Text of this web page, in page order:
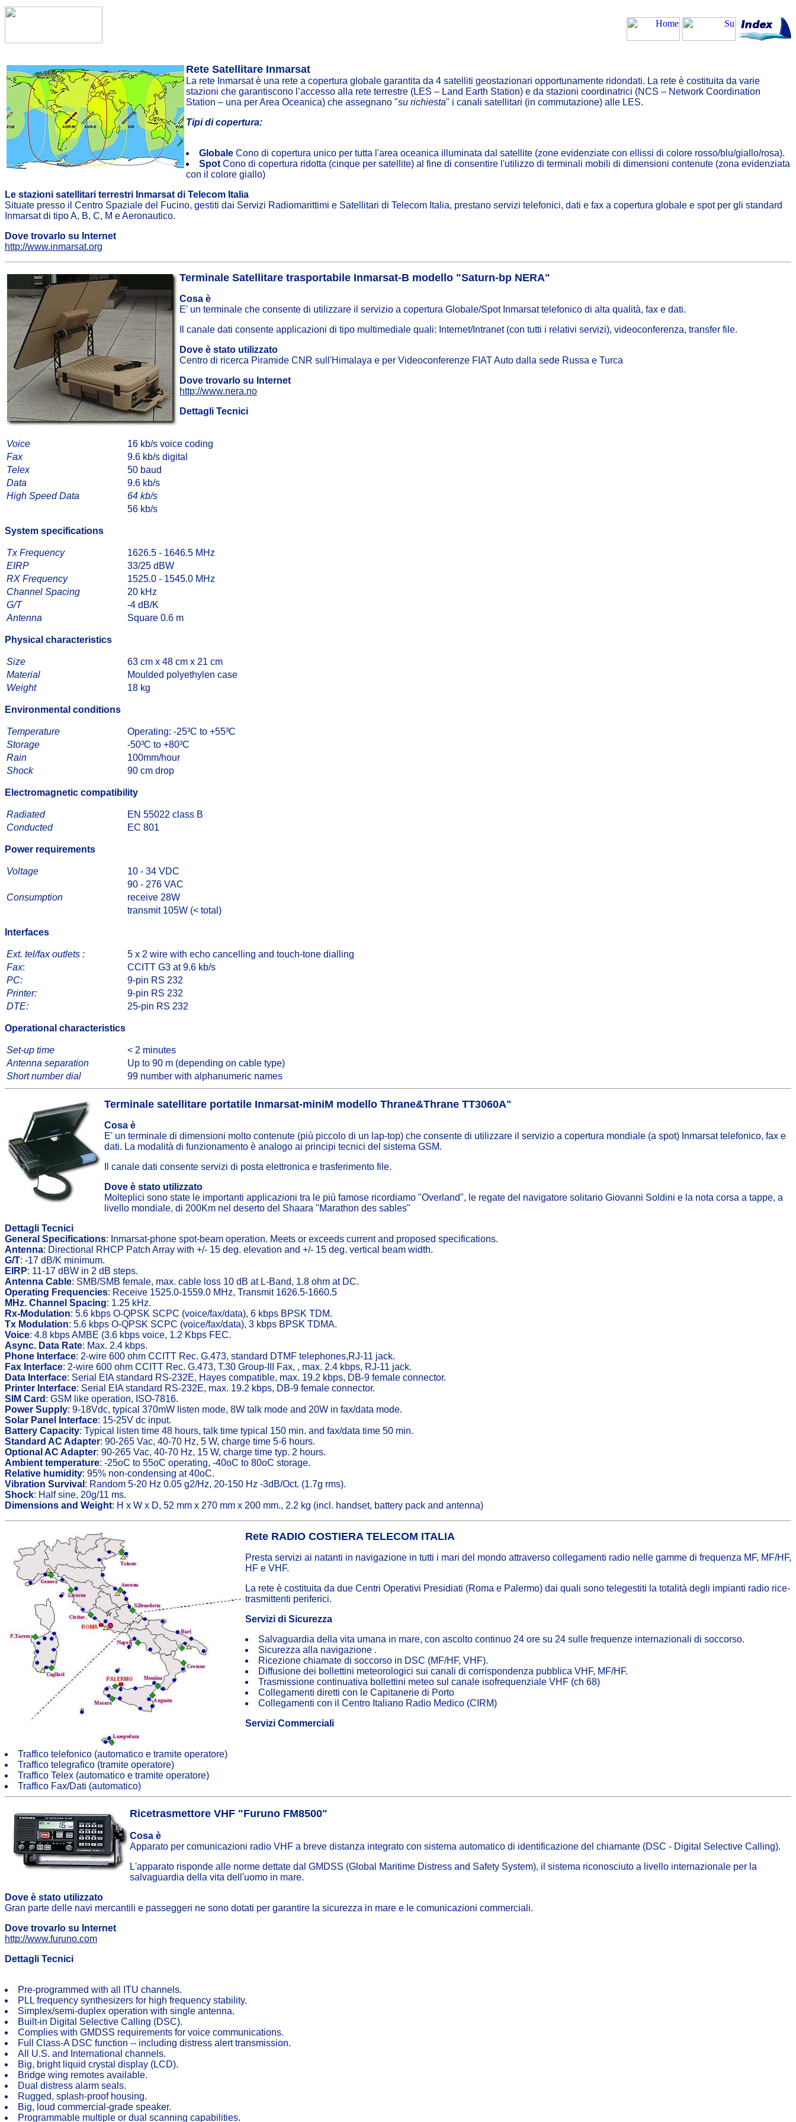
Rete Satellitare Inmarsat
La rete Inmarsat è una rete a copertura globale garantita da 4 satelliti geostazionari opportunamente ridondati. La rete è costituita da varie
stazioni che garantiscono l’accesso alla rete terrestre (LES – Land Earth Station) e da stazioni coordinatrici (NCS – Network Coordination
Station – una per Area Oceanica) che assegnano "su richiesta" i canali satellitari (in commutazione) alle LES.
Tipi di copertura:
Globale Cono di copertura unico per tutta l'area oceanica illuminata dal satellite (zone evidenziate con ellissi di colore rosso/blu/giallo/rosa).
Spot Cono di copertura ridotta (cinque per satellite) al fine di consentire l'utilizzo di terminali mobili di dimensioni contenute (zona evidenziata
con il colore giallo)
Le stazioni satellitari terrestri Inmarsat di Telecom Italia
Situate presso il Centro Spaziale del Fucino, gestiti dai Servizi Radiomarittimi e Satellitari di Telecom Italia, prestano servizi telefonici, dati e fax a copertura globale e spot per gli standard
Inmarsat di tipo A, B, C, M e Aeronautico.
Dove trovarlo su Internet
http://www.inmarsat.org
Terminale Satellitare trasportabile Inmarsat-B modello "Saturn-bp NERA"
Cosa è
E' un terminale che consente di utilizzare il servizio a copertura Globale/Spot Inmarsat telefonico di alta qualità, fax e dati.
Il canale dati consente applicazioni di tipo multimediale quali: Internet/Intranet (con tutti i relativi servizi), videoconferenza, transfer file.
Dove è stato utilizzato
Centro di ricerca Piramide CNR sull'Himalaya e per Videoconferenze FIAT Auto dalla sede Russa e Turca
Dove trovarlo su Internet
http://www.nera.no
Dettagli Tecnici
Voice
16 kb/s voice coding
Fax
9.6 kb/s digital
Telex
50 baud
Data
9.6 kb/s
High Speed Data
64 kb/s
56 kb/s
System specifications
Tx Frequency
1626.5 - 1646.5 MHz
EIRP
33/25 dBW
RX Frequency
1525.0 - 1545.0 MHz
Channel Spacing
20 kHz
G/T
-4 dB/K
Antenna
Square 0.6 m
Physical characteristics
Size
63 cm x 48 cm x 21 cm
Material
Moulded polyethylen case
Weight
18 kg
Environmental conditions
Temperature
Operating: -25³C to +55³C
Storage
-50³C to +80³C
Rain
100mm/hour
Shock
90 cm drop
Electromagnetic compatibility
Radiated
EN 55022 class B
Conducted
EC 801
Power requirements
Voltage
10 - 34 VDC
90 - 276 VAC
Consumption
receive 28W
transmit 105W (< total)
Interfaces
Ext. tel/fax outlets :
5 x 2 wire with echo cancelling and touch-tone dialling
Fax:
CCITT G3 at 9.6 kb/s
PC:
9-pin RS 232
Printer:
9-pin RS 232
DTE:
25-pin RS 232
Operational characteristics
Set-up time
< 2 minutes
Antenna separation
Up to 90 m (depending on cable type)
Short number dial
99 number with alphanumeric names
Terminale satellitare portatile Inmarsat-miniM modello Thrane&Thrane TT3060A"
Cosa è
E' un terminale di dimensioni molto contenute (più piccolo di un lap-top) che consente di utilizzare il servizio a copertura mondiale (a spot) Inmarsat telefonico, fax e
dati. La modalità di funzionamento è analogo ai principi tecnici del sistema GSM.
Il canale dati consente servizi di posta elettronica e trasferimento file.
Dove è stato utilizzato
Molteplici sono state le importanti applicazioni tra le più famose ricordiamo "Overland", le regate del navigatore solitario Giovanni Soldini e la nota corsa a tappe, a
livello mondiale, di 200Km nel deserto del Shaara "Marathon des sables"
Dettagli Tecnici
General Specifications: Inmarsat-phone spot-beam operation. Meets or exceeds current and proposed specifications.
Antenna: Directional RHCP Patch Array with +/- 15 deg. elevation and +/- 15 deg. vertical beam width.
G/T: -17 dB/K minimum.
EIRP: 11-17 dBW in 2 dB steps.
Antenna Cable: SMB/SMB female, max. cable loss 10 dB at L-Band, 1.8 ohm at DC.
Operating Frequencies: Receive 1525.0-1559.0 MHz, Transmit 1626.5-1660.5
MHz. Channel Spacing: 1.25 kHz.
Rx-Modulation: 5.6 kbps O-QPSK SCPC (voice/fax/data), 6 kbps BPSK TDM.
Tx Modulation: 5.6 kbps O-QPSK SCPC (voice/fax/data), 3 kbps BPSK TDMA.
Voice: 4.8 kbps AMBE (3.6 kbps voice, 1.2 Kbps FEC.
Async. Data Rate: Max. 2.4 kbps.
Phone Interface: 2-wire 600 ohm CCITT Rec. G.473, standard DTMF telephones,RJ-11 jack.
Fax Interface: 2-wire 600 ohm CCITT Rec. G.473, T.30 Group-III Fax, , max. 2.4 kbps, RJ-11 jack.
Data Interface: Serial EIA standard RS-232E, Hayes compatible, max. 19.2 kbps, DB-9 female connector.
Printer Interface: Serial EIA standard RS-232E, max. 19.2 kbps, DB-9 female connector.
SIM Card : GSM like operation, ISO-7816.
Power Supply: 9-18Vdc, typical 370mW listen mode, 8W talk mode and 20W in fax/data mode.
Solar Panel Interface: 15-25V dc input.
Battery Capacity: Typical listen time 48 hours, talk time typical 150 min. and fax/data time 50 min.
Standard AC Adapter: 90-265 Vac, 40-70 Hz, 5 W, charge time 5-6 hours.
Optional AC Adapter: 90-265 Vac, 40-70 Hz, 15 W, charge time typ. 2 hours.
Ambient temperature: -25oC to 55oC operating, -40oC to 80oC storage.
Relative humidity: 95% non-condensing at 40oC.
Vibration Survival : Random 5-20 Hz 0.05 g2/Hz, 20-150 Hz -3dB/Oct. (1.7g rms).
Shock: Half sine, 20g/11 ms.
Dimensions and Weight: H x W x D, 52 mm x 270 mm x 200 mm., 2.2 kg (incl. handset, battery pack and antenna)
Rete RADIO COSTIERA TELECOM ITALIA
Presta servizi ai natanti in navigazione in tutti i mari del mondo attraverso collegamenti radio nelle gamme di frequenza MF, MF/HF,
HF e VHF.
La rete è costituita da due Centri Operativi Presidiati (Roma e Palermo) dai quali sono telegestiti la totalità degli impianti radio rice-
trasmittenti periferici.
Servizi di Sicurezza
Salvaguardia della vita umana in mare, con ascolto continuo 24 ore su 24 sulle frequenze internazionali di soccorso.
Sicurezza alla navigazione .
Ricezione chiamate di soccorso in DSC (MF/HF, VHF).
Diffusione dei bollettini meteorologici sui canali di corrispondenza pubblica VHF, MF/HF.
Trasmissione continuativa bollettini meteo sul canale isofrequenziale VHF (ch 68)
Collegamenti diretti con le Capitanerie di Porto
Collegamenti con il Centro Italiano Radio Medico (CIRM)
Servizi Commerciali
Traffico telefonico (automatico e tramite operatore)
Traffico telegrafico (tramite operatore)
Traffico Telex (automatico e tramite operatore)
Traffico Fax/Dati (automatico)
Ricetrasmettore VHF "Furuno FM8500"
Cosa è
Apparato per comunicazioni radio VHF a breve distanza integrato con sistema automatico di identificazione del chiamante (DSC - Digital Selective Calling).
L'apparato risponde alle norme dettate dal GMDSS (Global Maritime Distress and Safety System), il sistema riconosciuto a livello internazionale per la
salvaguardia della vita dell'uomo in mare.
Dove è stato utilizzato
Gran parte delle navi mercantili e passeggeri ne sono dotati per garantire la sicurezza in mare e le comunicazioni commerciali.
Dove trovarlo su Internet
http://www.furuno.com
Dettagli Tecnici
Pre-programmed with all ITU channels.
PLL frequency synthesizers for high frequency stability.
Simplex/semi-duplex operation with single antenna.
Built-in Digital Selective Calling (DSC).
Complies with GMDSS requirements for voice communications.
Full Class-A DSC function -- including distress alert transmission.
All U.S. and International channels.
Big, bright liquid crystal display (LCD).
Bridge wing remotes available.
Dual distress alarm seals.
Rugged, splash-proof housing.
Big, loud commercial-grade speaker.
Programmable multiple or dual scanning capabilities.